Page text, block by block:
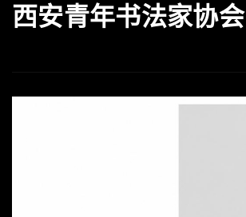
西安青年书法家协会